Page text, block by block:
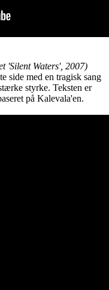
'Silent Waters', 2007)
side med en tragisk sang
styrke. Teksten er
på Kalevala'en.